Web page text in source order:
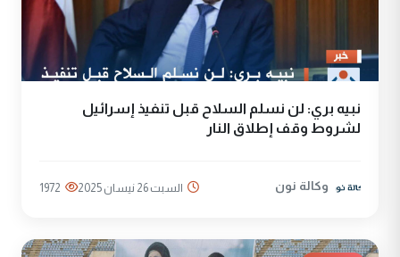
نبيه بري: لن نسلم السلاح قبل تنفيذ إسرائيل
لشروط وقف إطلاق النار
وكالة نون السبت 26 نيسان 2025 1972